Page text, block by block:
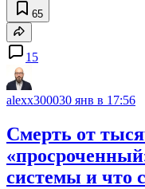
65
15
alexx300030 янв в 17:56
Смерть от
системы и что